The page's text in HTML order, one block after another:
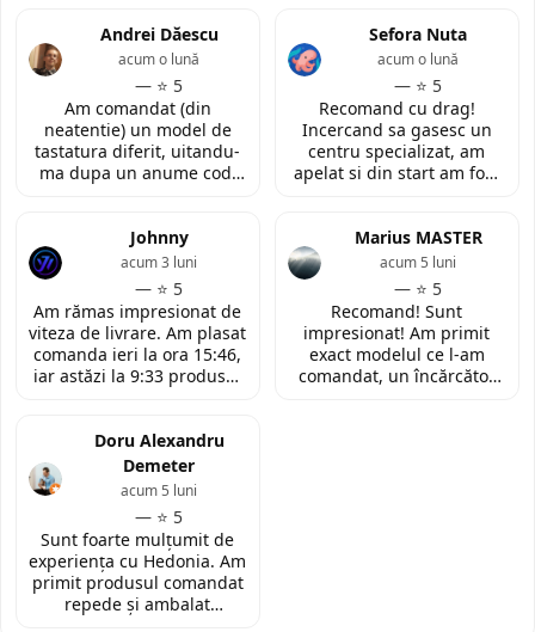
Andrei Dăescu
— ⭐ 5
acum o lună
Am comandat (din
neatentie) un model de
tastatura diferit, uitandu-
ma dupa un anume cod.
contactat in urma cererii
de retur si mi-au oferit
modelul potrivit de
tastatura pentru repararea
laptopului. Nu am ce
reprosa! Serviciu prompt si
de incredere!
Sefora Nuta
— ⭐ 5
acum o lună
Recomand cu drag!
Incercand sa gasesc un
centru specializat, am
apelat si din start am fost
fata locului, am fost placut
impresionata de
amabilitatea si priceperea
personalului. Multumesc
tare mult pentru ajutorul
oferit!
Johnny
— ⭐ 5
acum 3 luni
Am rămas impresionat de
viteza de livrare. Am plasat
comanda ieri la ora 15:46,
iar astăzi la 9:33 produsul
exact conform descrierii,
ambalată corespunzător și
la un preț foarte
toată încrederea!
Marius MASTER
— ⭐ 5
acum 5 luni
Recomand! Sunt
impresionat! Am primit
exact modelul ce l-am
comandat, un încărcător
Doru Alexandru
Demeter
— ⭐ 5
acum 5 luni
Sunt foarte mulțumit de
experiența cu Hedonia. Am
primit produsul comandat
repede și ambalat